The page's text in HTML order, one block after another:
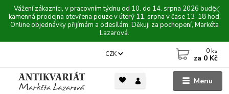
Vážení zákazníci, v pracovním týdnu od 10. do 14. srpna 2026 bude
kamenná prodejna otevřena pouze v úterý 11. srpna v čase 13-18 hod.
Online objednávky přijímám a odesílám. Děkuji za pochopení, Markéta
Lazarová.
Menu
CZK 0 ks
za 0 Kč